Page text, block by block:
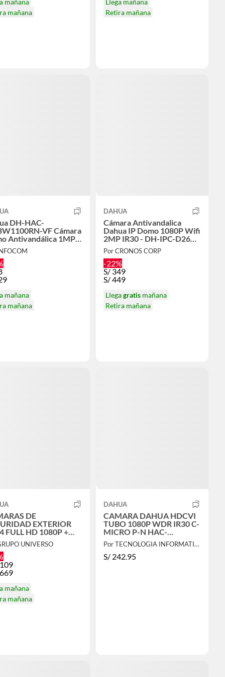
mañana
mañana
Llega mañana
Retira mañana
DH-HAC-
VF Cámara
Antivandálica 1MP
mañana
mañana
DAHUA
Cámara Antivandalica
Dahua IP Domo 1080P Wifi
2MP IR30 - DH-IPC-D26N-
0280B
Por CRONOS CORP
-22%
S/ 349
S/449
Llegagratismañana
Retira mañana
DE
EXTERIOR
FULL HD 1080P +
1TBUNIVERSO
mañana
mañana
DAHUA
CAMARA DAHUA HDCVI
TUBO 1080P WDR IR30 C-
MICRO P-N HAC-
HFW2241E-A
Por TECNOLOGIA INFORMATICA Y CONSULTORIA
S/ 242.95